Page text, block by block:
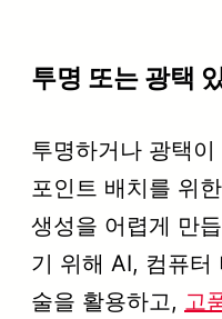
투명 또는 광택
투명하거나 광택
포인트 배치를 위
생성을 어렵게 만
기 위해 AI, 컴퓨터
술을 활용하고, 고